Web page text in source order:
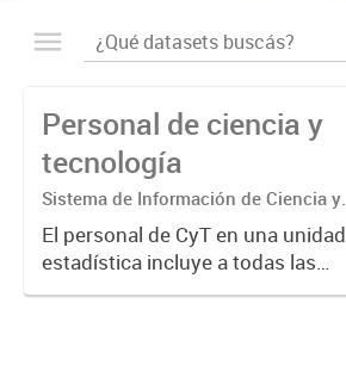
Personal de ciencia y
tecnología
Sistema de Información de Ciencia y
Tecnología Argentino (SICYTAR)
El personal de CyT en una unidad
estadística incluye a todas las
personas involucradas